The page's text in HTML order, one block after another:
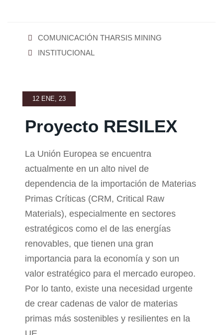
COMUNICACIÓN THARSIS MINING
INSTITUCIONAL
12 ENE, 23
Proyecto RESILEX
La Unión Europea se encuentra
actualmente en un alto nivel de
dependencia de la importación de Materias
Primas Críticas (CRM, Critical Raw
Materials), especialmente en sectores
estratégicos como el de las energías
renovables, que tienen una gran
importancia para la economía y son un
valor estratégico para el mercado europeo.
Por lo tanto, existe una necesidad urgente
de crear cadenas de valor de materias
primas más sostenibles y resilientes en la